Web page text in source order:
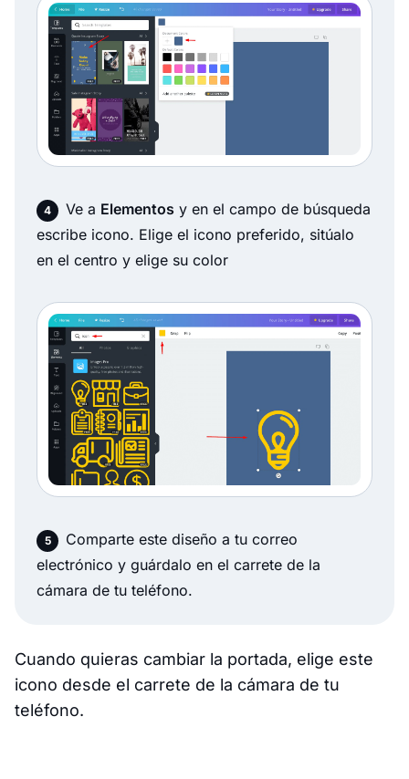
Ve a Elementos y en el campo de búsqueda
escribe icono. Elige el icono preferido, sitúalo
en el centro y elige su color
Comparte este diseño a tu correo
electrónico y guárdalo en el carrete de la
cámara de tu teléfono.
Cuando quieras cambiar la portada, elige este
icono desde el carrete de la cámara de tu
teléfono.